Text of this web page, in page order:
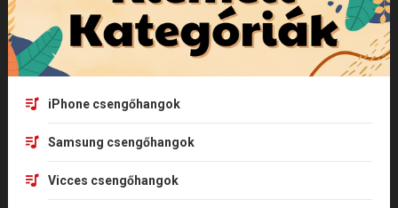
iPhone csengőhangok
Samsung csengőhangok
Vicces csengőhangok